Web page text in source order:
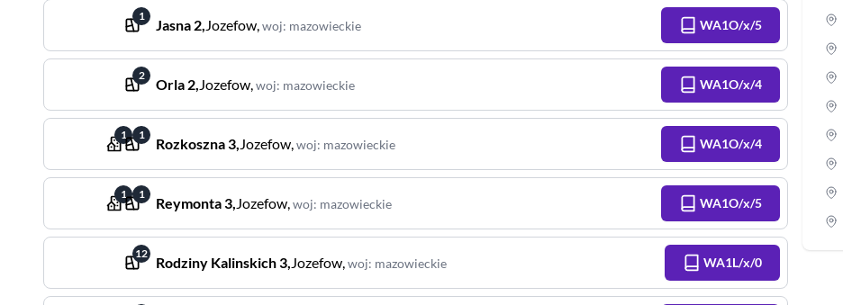
1
Jasna 2,Jozefow,woj: mazowieckie WA1O/x/5
2
Orla 2,Jozefow,woj: mazowieckie WA1O/x/4
1 1
Rozkoszna3,Jozefow,woj: mazowieckie WA1O/x/4
1 1
Reymonta3,Jozefow,woj: mazowieckie WA1O/x/5
12
Rodziny Kalinskich3,Jozefow,woj: mazowieckie WA1L/x/0